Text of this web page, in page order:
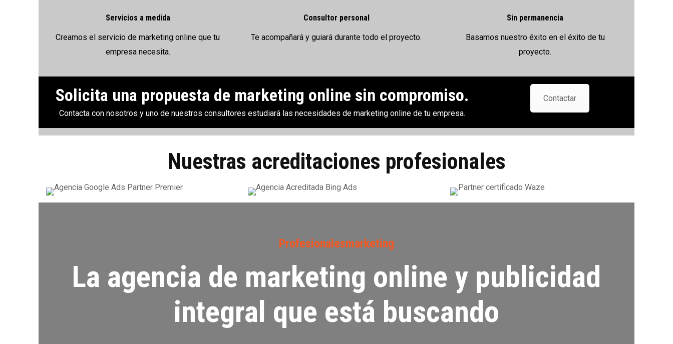
Servicios a medida
Creamos el servicio de marketing online que tu
empresa necesita.
Consultor personal
Te acompañará y guiará durante todo el proyecto.
Sin permanencia
Basamos nuestro éxito en el éxito de tu
proyecto.
Solicita una propuesta de marketing online sin compromiso.
Contacta con nosotros y uno de nuestros consultores estudiará las necesidades de marketing online de tu empresa.
Contactar
Nuestras acreditaciones profesionales
Profesionalesmarketing
La agencia de marketing online y publicidad
integral que está buscando